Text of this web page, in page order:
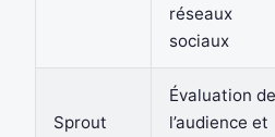
réseaux
sociaux
Sprout
Évaluation de
l’audience et